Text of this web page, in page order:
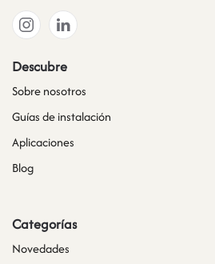
Descubre
Sobre nosotros
Guías de instalación
Aplicaciones
Blog
Categorías
Novedades